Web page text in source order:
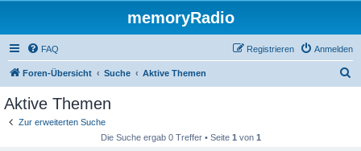
memoryRadio
FAQ Anmelden
Registrieren
Foren-Übersicht Suche Aktive Themen
Aktive Themen
Zur erweiterten Suche
Die Suche ergab 0 Treffer • Seite 1 von 1